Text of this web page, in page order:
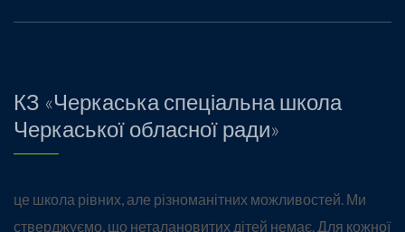
КЗ «Черкаська спеціальна школа
Черкаської обласної ради»
це школа рівних, але різноманітних можливостей. Ми
стверджуємо, що неталановитих дітей немає. Для кожної